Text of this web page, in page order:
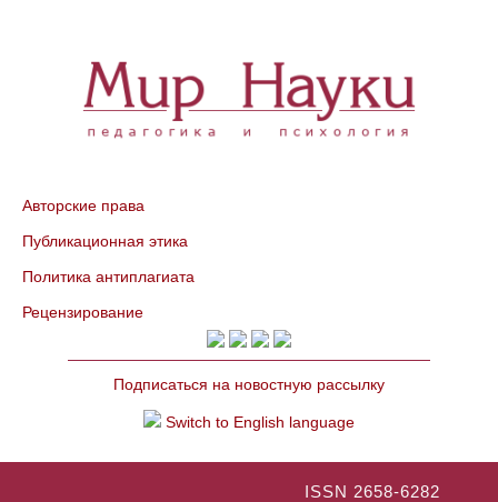
Авторские права
Публикационная этика
Политика антиплагиата
Рецензирование
Подписаться на новостную рассылку
Switch to English language
ISSN 2658-6282